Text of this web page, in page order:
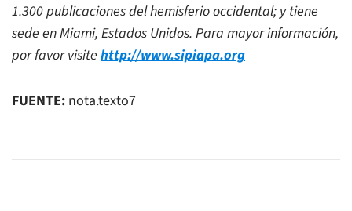
1.300 publicaciones del hemisferio occidental; y tiene
sede en Miami, Estados Unidos. Para mayor información,
por favor visite http://www.sipiapa.org
FUENTE: nota.texto7